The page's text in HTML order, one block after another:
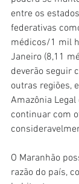
entre os
federativas
médicos/1 mil
Janeiro (8,11
deverão seguir
outras regiões,
Amazônia
continuar com
O Maranhão
razão do país,